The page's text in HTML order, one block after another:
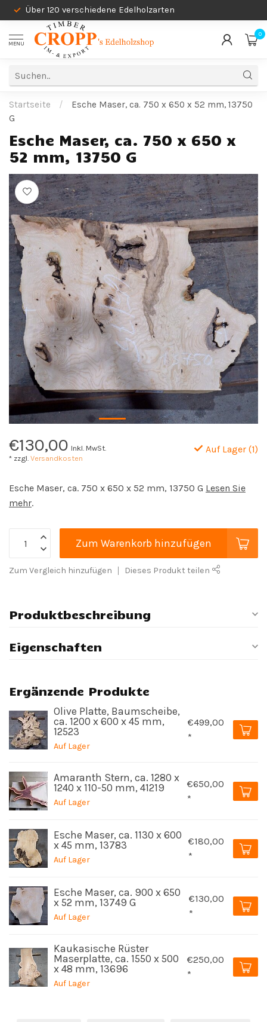
Über 120 verschiedene Edelholzarten
MENU
0
Startseite /
Esche Maser, ca. 750 x 650 x 52 mm, 13750
G
Esche Maser, ca. 750 x 650 x
52 mm, 13750 G
€130,00 Inkl. MwSt.
* zzgl. Versandkosten
Auf Lager (1)
Esche Maser, ca. 750 x 650 x 52 mm, 13750 G Lesen Sie
mehr.
Zum Warenkorb hinzufügen
Zum Vergleich hinzufügen Dieses Produkt teilen
Produktbeschreibung
Eigenschaften
Ergänzende Produkte
Olive Platte, Baumscheibe,
ca. 1200 x 600 x 45 mm,
12523
Auf Lager
€499,00
*
Amaranth Stern, ca. 1280 x
1240 x 110-50 mm, 41219
Auf Lager
€650,00
*
Esche Maser, ca. 1130 x 600
x 45 mm, 13783
Auf Lager
€180,00
*
Esche Maser, ca. 900 x 650
x 52 mm, 13749 G
Auf Lager
€130,00
*
Kaukasische Rüster
Maserplatte, ca. 1550 x 500
x 48 mm, 13696
Auf Lager
€250,00
*